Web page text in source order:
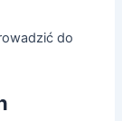
do